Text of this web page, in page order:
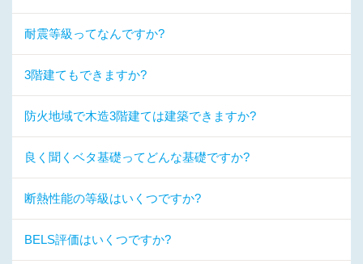
耐震等級ってなんですか?
3階建てもできますか?
防火地域で木造3階建ては建築できますか?
良く聞くベタ基礎ってどんな基礎ですか?
断熱性能の等級はいくつですか?
BELS評価はいくつですか?